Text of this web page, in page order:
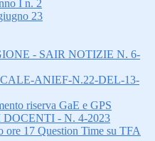
I n. 2
23
- SAIR NOTIZIE N. 6-
ANIEF-N.22-DEL-13-
riserva GaE e GPS
- N. 4-2023
ore 17 Question Time su TFA